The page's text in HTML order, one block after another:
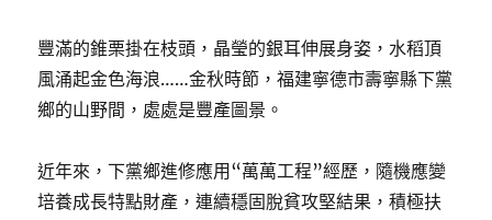
豐滿的錐栗掛在枝頭，晶瑩的銀耳伸展身姿，水稻頂
風涌起金色海浪……金秋時節，福建寧德市壽寧縣下黨
鄉的山野間，處處是豐產圖景。
近年來，下黨鄉進修應用“萬萬工程”經歷，隨機應變
培養成長特點財產，連續穩固脫貧攻堅結果，積極扶